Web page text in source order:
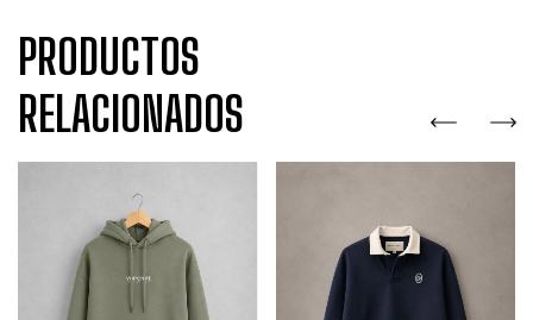
PRODUCTOS
RELACIONADOS